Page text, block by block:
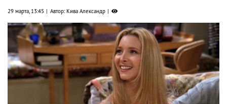
29 марта, 13:45 Автор: Кива Александр